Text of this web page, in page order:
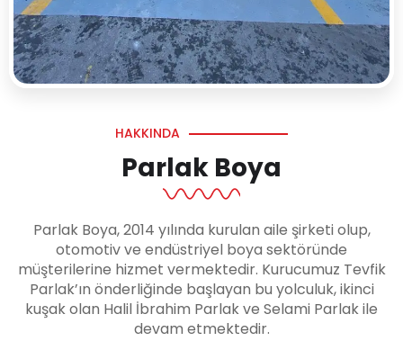
HAKKINDA
Parlak Boya
Parlak Boya, 2014 yılında kurulan aile şirketi olup,
otomotiv ve endüstriyel boya sektöründe
müşterilerine hizmet vermektedir. Kurucumuz Tevfik
Parlak’ın önderliğinde başlayan bu yolculuk, ikinci
kuşak olan Halil İbrahim Parlak ve Selami Parlak ile
devam etmektedir.